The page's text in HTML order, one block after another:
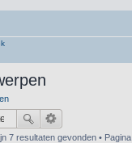
7 resultaten gevonden • Pagina